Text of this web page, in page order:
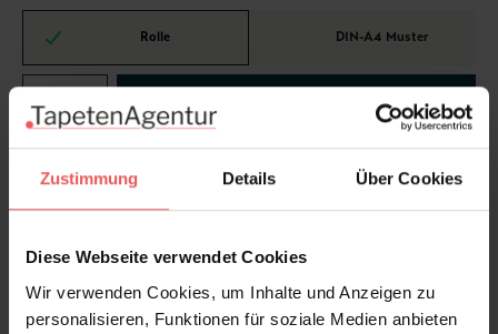
Zustimmung Details Über Cookies
Diese Webseite verwendet Cookies
Wir verwenden Cookies, um Inhalte und Anzeigen zu
personalisieren, Funktionen für soziale Medien anbieten
Rolle DIN-A4 Muster
Wie viel brauche ich?
Rollen & Mengen berechnen
Produktdetails